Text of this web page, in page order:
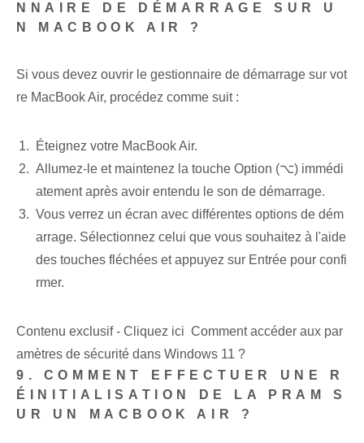
NNAIRE DE DÉMARRAGE SUR U
N MACBOOK AIR ?
Si vous devez ouvrir le gestionnaire de démarrage sur vot
re MacBook Air, procédez comme suit :
Éteignez votre MacBook Air.
Allumez-le et maintenez la touche Option (⌥) immédi
atement après avoir entendu le son de démarrage.
Vous verrez un écran avec différentes options de dém
arrage. Sélectionnez celui que vous souhaitez à l'aide
des touches fléchées et appuyez sur Entrée pour confi
rmer.
Contenu exclusif - Cliquez ici Comment accéder aux par
amètres de sécurité dans Windows 11 ?
9. COMMENT EFFECTUER UNE R
ÉINITIALISATION DE LA PRAM S
UR UN MACBOOK AIR ?